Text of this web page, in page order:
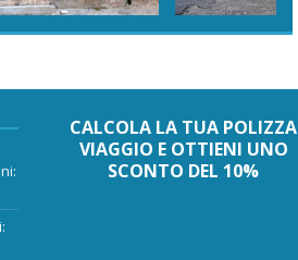
CALCOLA LA TUA POLIZZA
VIAGGIO E OTTIENI UNO
SCONTO DEL 10%